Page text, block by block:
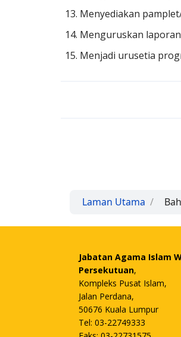
Menyediakan
Menguruskan
Menjadi urusetia
Laman Utama
Jabatan Agama Islam
Persekutuan,
Kompleks Pusat Islam,
Jalan Perdana,
50676 Kuala Lumpur
Tel: 03-22749333